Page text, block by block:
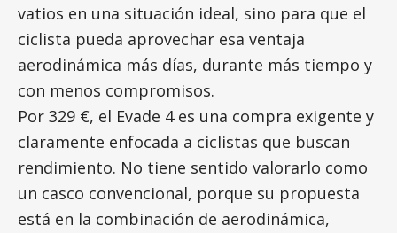
vatios en una situación ideal, sino para que el
ciclista pueda aprovechar esa ventaja
aerodinámica más días, durante más tiempo y
con menos compromisos.
Por 329 €, el Evade 4 es una compra exigente y
claramente enfocada a ciclistas que buscan
rendimiento. No tiene sentido valorarlo como
un casco convencional, porque su propuesta
está en la combinación de aerodinámica,